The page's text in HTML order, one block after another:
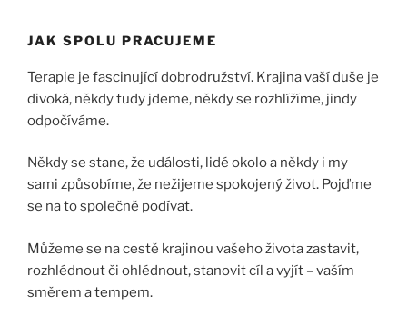
JAK SPOLU PRACUJEME
Terapie je fascinující dobrodružství. Krajina vaší duše je
divoká, někdy tudy jdeme, někdy se rozhlížíme, jindy
odpočíváme.
Někdy se stane, že události, lidé okolo a někdy i my
sami způsobíme, že nežijeme spokojený život. Pojďme
se na to společně podívat.
Můžeme se na cestě krajinou vašeho života zastavit,
rozhlédnout či ohlédnout, stanovit cíl a vyjít – vaším
směrem a tempem.